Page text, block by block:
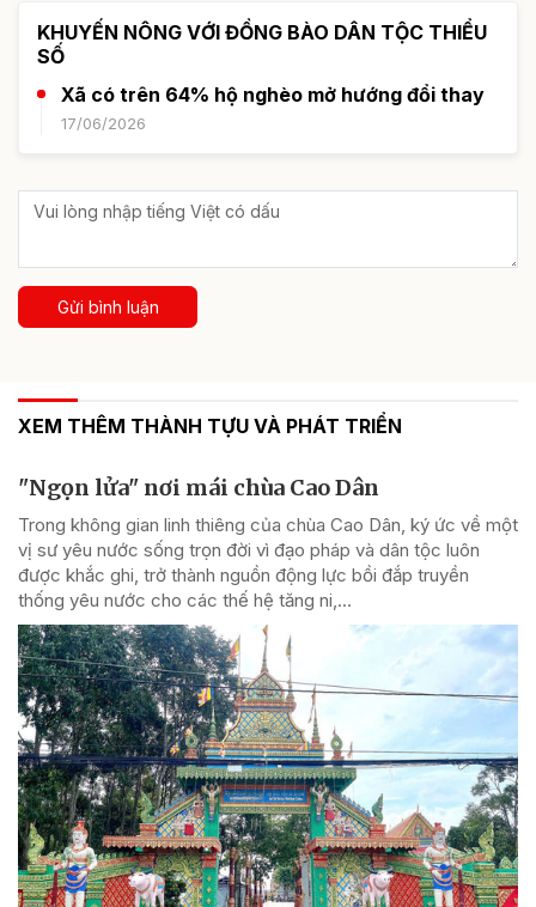
KHUYẾN NÔNG VỚI ĐỒNG BÀO DÂN TỘC THIỂU
SỐ
Xã có trên 64% hộ nghèo mở hướng đổi thay
17/06/2026
Gửi bình luận
XEM THÊM THÀNH TỰU VÀ PHÁT TRIỂN
"Ngọn lửa" nơi mái chùa Cao Dân
Trong không gian linh thiêng của chùa Cao Dân, ký ức về một
vị sư yêu nước sống trọn đời vì đạo pháp và dân tộc luôn
được khắc ghi, trở thành nguồn động lực bồi đắp truyền
thống yêu nước cho các thế hệ tăng ni,...